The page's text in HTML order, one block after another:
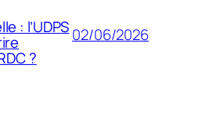
: l’UDPS
?
02/06/2026